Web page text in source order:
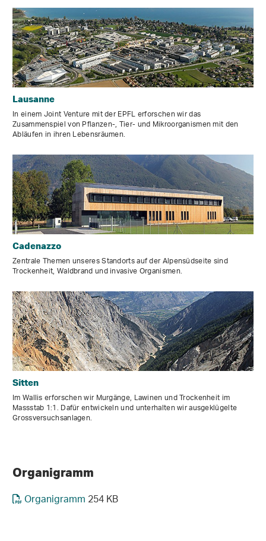
Lausanne
In einem Joint Venture mit der EPFL erforschen wir das
Zusammenspiel von Pflanzen-, Tier- und Mikroorganismen mit den
Abläufen in ihren Lebensräumen.
Cadenazzo
Zentrale Themen unseres Standorts auf der Alpensüdseite sind
Trockenheit, Waldbrand und invasive Organismen.
Sitten
Im Wallis erforschen wir Murgänge, Lawinen und Trockenheit im
Massstab 1:1. Dafür entwickeln und unterhalten wir ausgeklügelte
Grossversuchsanlagen.
Organigramm
Organigramm254 KB